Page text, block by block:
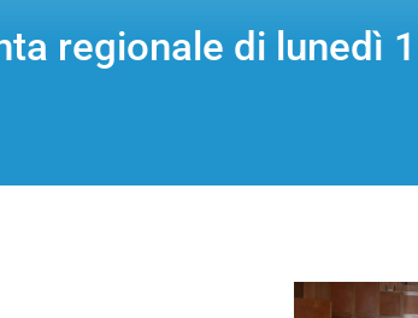
regionale di lunedì